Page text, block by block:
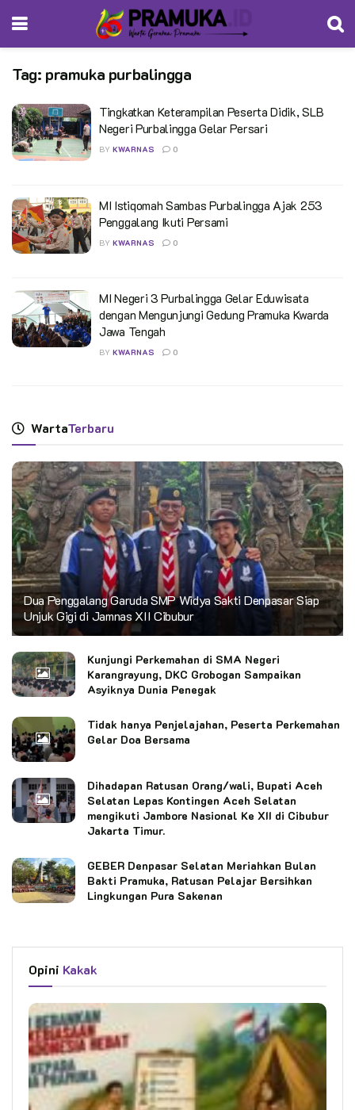
Tag: pramuka purbalingga
Tingkatkan Keterampilan Peserta Didik, SLB
Negeri Purbalingga Gelar Persari
BY KWARNAS 0
MI Istiqomah Sambas Purbalingga Ajak 253
Penggalang Ikuti Persami
BY KWARNAS 0
MI Negeri 3 Purbalingga Gelar Eduwisata
dengan Mengunjungi Gedung Pramuka Kwarda
Jawa Tengah
BY KWARNAS 0
WartaTerbaru
Dua Penggalang Garuda SMP Widya Sakti Denpasar Siap
Unjuk Gigi di Jamnas XII Cibubur
Kunjungi Perkemahan di SMA Negeri
Karangrayung, DKC Grobogan Sampaikan
Asyiknya Dunia Penegak
Tidak hanya Penjelajahan, Peserta Perkemahan
Gelar Doa Bersama
Dihadapan Ratusan Orang/wali, Bupati Aceh
Selatan Lepas Kontingen Aceh Selatan
mengikuti Jambore Nasional Ke XII di Cibubur
Jakarta Timur.
GEBER Denpasar Selatan Meriahkan Bulan
Bakti Pramuka, Ratusan Pelajar Bersihkan
Lingkungan Pura Sakenan
Opini Kakak